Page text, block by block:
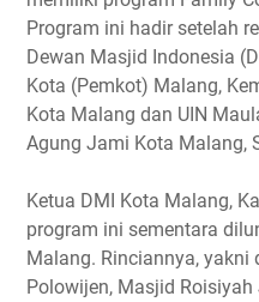
Program ini hadir setelah
Dewan Masjid Indonesia
Kota (Pemkot) Malang,
Kota Malang dan UIN
Agung Jami Kota Malang,
Ketua DMI Kota Malang,
program ini sementara
Malang. Rinciannya,
Polowijen, Masjid